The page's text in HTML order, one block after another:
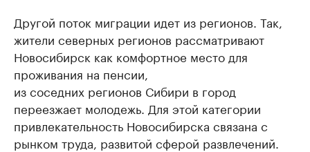
Другой поток миграции идет из регионов. Так,
жители северных регионов рассматривают
Новосибирск как комфортное место для
проживания на пенсии,
из соседних регионов Сибири в город
переезжает молодежь. Для этой категории
привлекательность Новосибирска связана с
рынком труда, развитой сферой развлечений.